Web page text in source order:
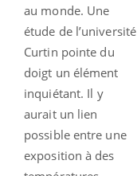
au monde. Une
étude de l’université
Curtin pointe du
doigt un élément
inquiétant. Il y
aurait un lien
possible entre une
exposition à des